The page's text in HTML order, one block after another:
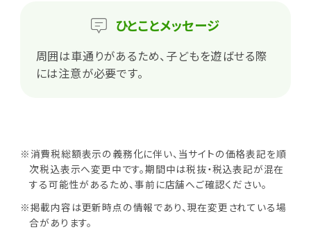
ひとことメッセージ
周囲は車通りがあるため、子どもを遊ばせる際
には注意が必要です。
※消費税総額表示の義務化に伴い、当サイトの価格表記を順
次税込表示へ変更中です。期間中は税抜・税込表記が混在
する可能性があるため、事前に店舗へご確認ください。
※掲載内容は更新時点の情報であり、現在変更されている場
合があります。